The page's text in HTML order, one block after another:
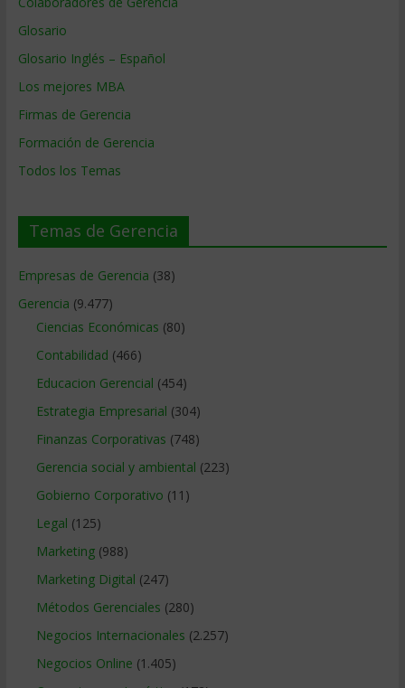
Glosario
Glosario Inglés – Español
Los mejores MBA
Firmas de Gerencia
Formación de Gerencia
Todos los Temas
Temas de Gerencia
Empresas de Gerencia (38)
Gerencia (9.477)
Ciencias Económicas (80)
Contabilidad (466)
Educacion Gerencial (454)
Estrategia Empresarial (304)
Finanzas Corporativas (748)
Gerencia social y ambiental (223)
Gobierno Corporativo (11)
Legal (125)
Marketing(988)
Marketing Digital (247)
Métodos Gerenciales (280)
Negocios Internacionales (2.257)
Negocios Online (1.405)